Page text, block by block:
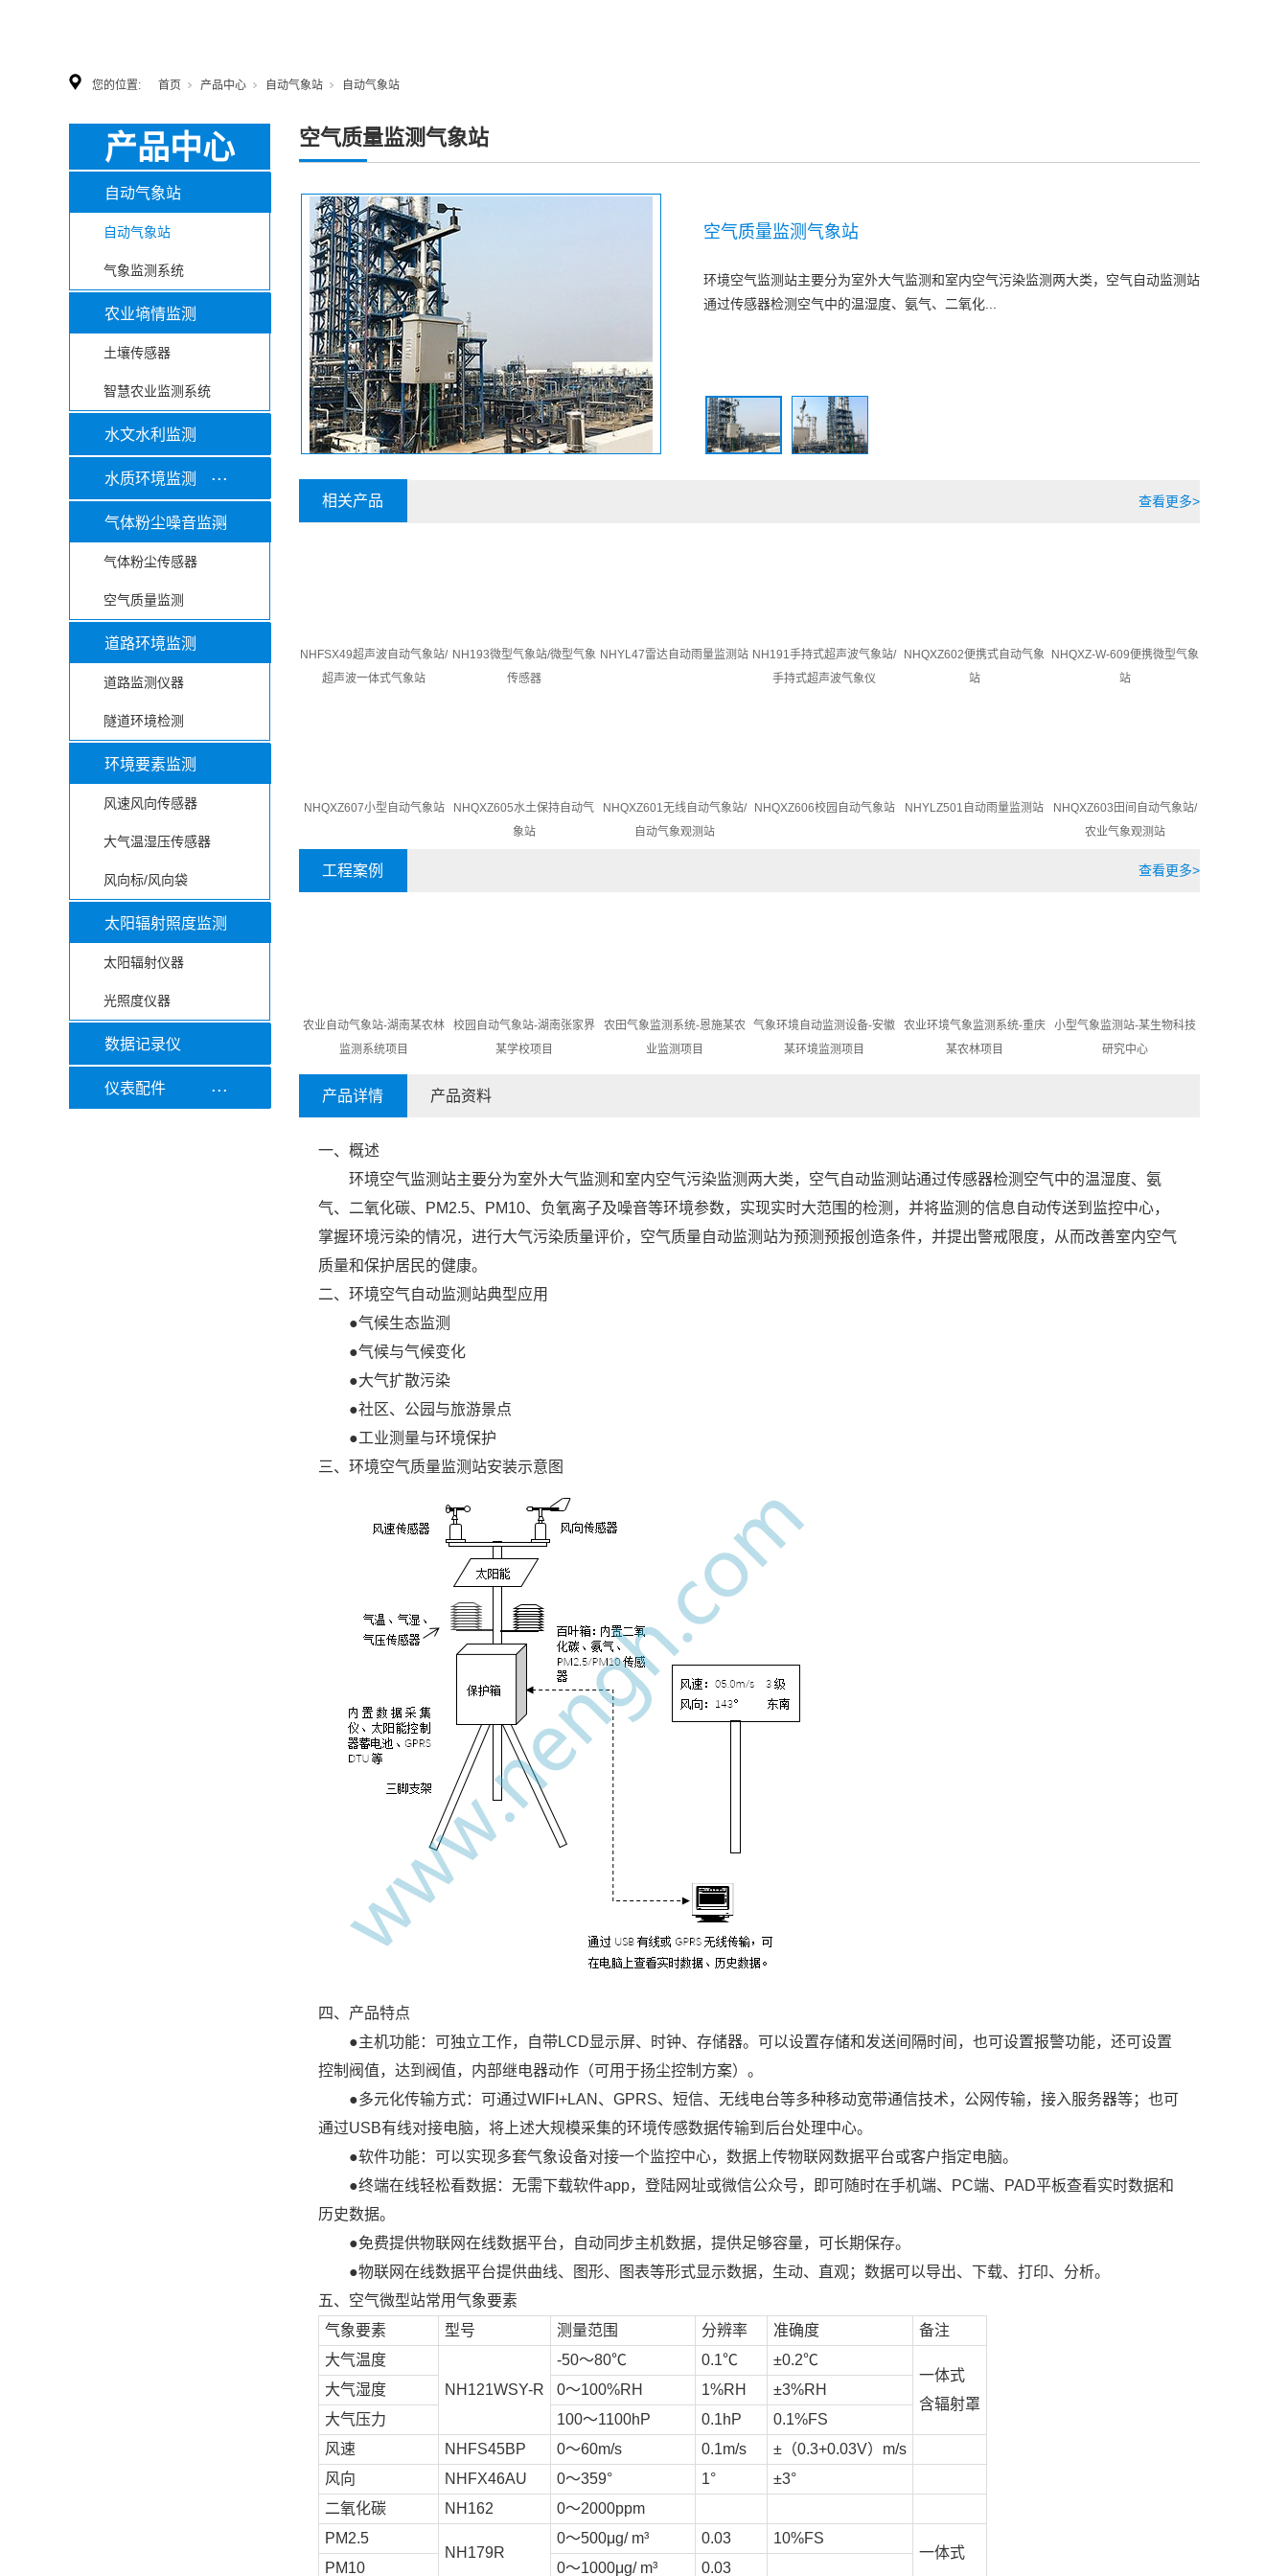
您的位置: 首页 产品中心 自动气象站 自动气象站
产品中心
自动气象站
自动气象站
气象监测系统
农业墒情监测
土壤传感器
智慧农业监测系统
水文水利监测
水质环境监测
气体粉尘噪音监测
气体粉尘传感器
空气质量监测
道路环境监测
道路监测仪器
隧道环境检测
环境要素监测
风速风向传感器
大气温湿压传感器
风向标/风向袋
太阳辐射照度监测
太阳辐射仪器
光照度仪器
数据记录仪
仪表配件 ...
...
...
空气质量监测气象站
空气质量监测气象站
环境空气监测站主要分为室外大气监测和室内空气污染监测两大类，空气自动监测站
通过传感器检测空气中的温湿度、氨气、二氧化...
查看更多>
相关产品
NHFSX49超声波自动气象站/
超声波一体式气象站
NH193微型气象站/微型气象
传感器
NHYL47雷达自动雨量监测站 NH191手持式超声波气象站/
手持式超声波气象仪
NHQXZ602便携式自动气象
站
NHQXZ-W-609便携微型气象
站
NHQXZ607小型自动气象站
NHQXZ605水土保持自动气
象站
NHQXZ601无线自动气象站/
自动气象观测站
NHQXZ606校园自动气象站 NHYLZ501自动雨量监测站
NHQXZ603田间自动气象站/
农业气象观测站
查看更多>
工程案例
农业自动气象站-湖南某农林
监测系统项目
校园自动气象站-湖南张家界
某学校项目
农田气象监测系统-恩施某农
业监测项目
气象环境自动监测设备-安徽
某环境监测项目
农业环境气象监测系统-重庆
某农林项目
小型气象监测站-某生物科技
研究中心
产品详情 产品资料
一、概述
环境空气监测站主要分为室外大气监测和室内空气污染监测两大类，空气自动监测站通过传感器检测空气中的温湿度、氨
气、二氧化碳、PM2.5、PM10、负氧离子及噪音等环境参数，实现实时大范围的检测，并将监测的信息自动传送到监控中心，
掌握环境污染的情况，进行大气污染质量评价，空气质量自动监测站为预测预报创造条件，并提出警戒限度，从而改善室内空气
质量和保护居民的健康。
二、环境空气自动监测站典型应用
●气候生态监测
●气候与气候变化
●大气扩散污染
●社区、公园与旅游景点
●工业测量与环境保护
三、环境空气质量监测站安装示意图
四、产品特点
●主机功能：可独立工作，自带LCD显示屏、时钟、存储器。可以设置存储和发送间隔时间，也可设置报警功能，还可设置
控制阀值，达到阀值，内部继电器动作（可用于扬尘控制方案）。
●多元化传输方式：可通过WIFI+LAN、GPRS、短信、无线电台等多种移动宽带通信技术，公网传输，接入服务器等；也可
通过USB有线对接电脑，将上述大规模采集的环境传感数据传输到后台处理中心。
●软件功能：可以实现多套气象设备对接一个监控中心，数据上传物联网数据平台或客户指定电脑。
●终端在线轻松看数据：无需下载软件app，登陆网址或微信公众号，即可随时在手机端、PC端、PAD平板查看实时数据和
历史数据。
●免费提供物联网在线数据平台，自动同步主机数据，提供足够容量，可长期保存。
●物联网在线数据平台提供曲线、图形、图表等形式显示数据，生动、直观；数据可以导出、下载、打印、分析。
五、空气微型站常用气象要素
气象要素
型号 测量范围 分辨率 准确度
备注
大气温度
NH121WSY-R
-50～80℃ 0.1℃
±0.2℃
一体式
含辐射罩
大气湿度 0～100%RH 1%RH
±3%RH
大气压力
100～1100hP 0.1hP
0.1%FS
风速
NHFS45BP 0～60m/s 0.1m/s
±（0.3+0.03V）m/s
风向
NHFX46AU 0～359° 1°
±3°
二氧化碳
NH162
0～2000ppm
PM2.5
NH179R
0～500μg/ m³ 0.03
10%FS
一体式
PM10
0～1000μg/ m³
0.03